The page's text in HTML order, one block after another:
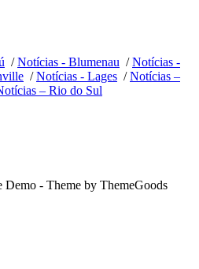
/Notícias - Blumenau /Notícias -
/Notícias - Lages /Notícias –
– Rio do Sul
- Theme by ThemeGoods